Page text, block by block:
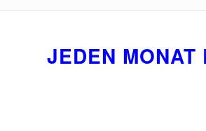
JEDEN MONAT